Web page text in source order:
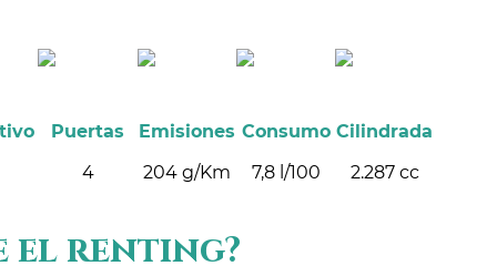
Puertas
4
Emisiones
204 g/Km
Consumo
7,8 l/100
Cilindrada
2.287 cc
el renting?